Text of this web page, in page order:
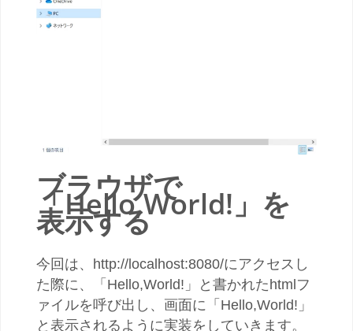
ブラウザで
「Hello,World!」を
表示する
今回は、http://localhost:8080/にアクセスし
た際に、「Hello,World!」と書かれたhtmlフ
ァイルを呼び出し、画面に「Hello,World!」
と表示されるように実装をしていきます。